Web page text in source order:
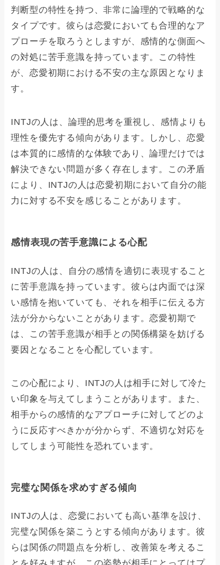
判断型の特性を持つ、非常に論理的で戦略的な
タイプです。彼らは恋愛においても合理的なア
プローチを取ろうとしますが、感情的な側面へ
の対処に苦手意識を持っています。この特性
が、恋愛初期における不安の主な原因となりま
す。
INTJの人は、論理的思考を重視し、感情よりも
理性を優先する傾向があります。しかし、恋愛
は本質的に感情的な体験であり、論理だけでは
解決できない問題が多く存在します。この矛盾
により、INTJの人は恋愛初期において自分の能
力に対する不安を感じることがあります。
感情表現の苦手意識による心配
INTJの人は、自分の感情を適切に表現すること
に苦手意識を持っています。彼らは内面では深
い感情を抱いていても、それを相手に伝える方
法が分からないことがあります。恋愛初期で
は、この苦手意識が相手との関係構築を妨げる
要因となることを心配しています。
この心配により、INTJの人は相手に対して冷た
い印象を与えてしまうことがあります。また、
相手からの感情的なアプローチに対してどのよ
うに反応すべきかが分からず、不適切な対応を
してしまう可能性を恐れています。
完璧な関係を求めすぎる傾向
INTJの人は、恋愛においても高い基準を設け、
完璧な関係を築こうとする傾向があります。彼
らは関係の問題点を分析し、改善策を考えるこ